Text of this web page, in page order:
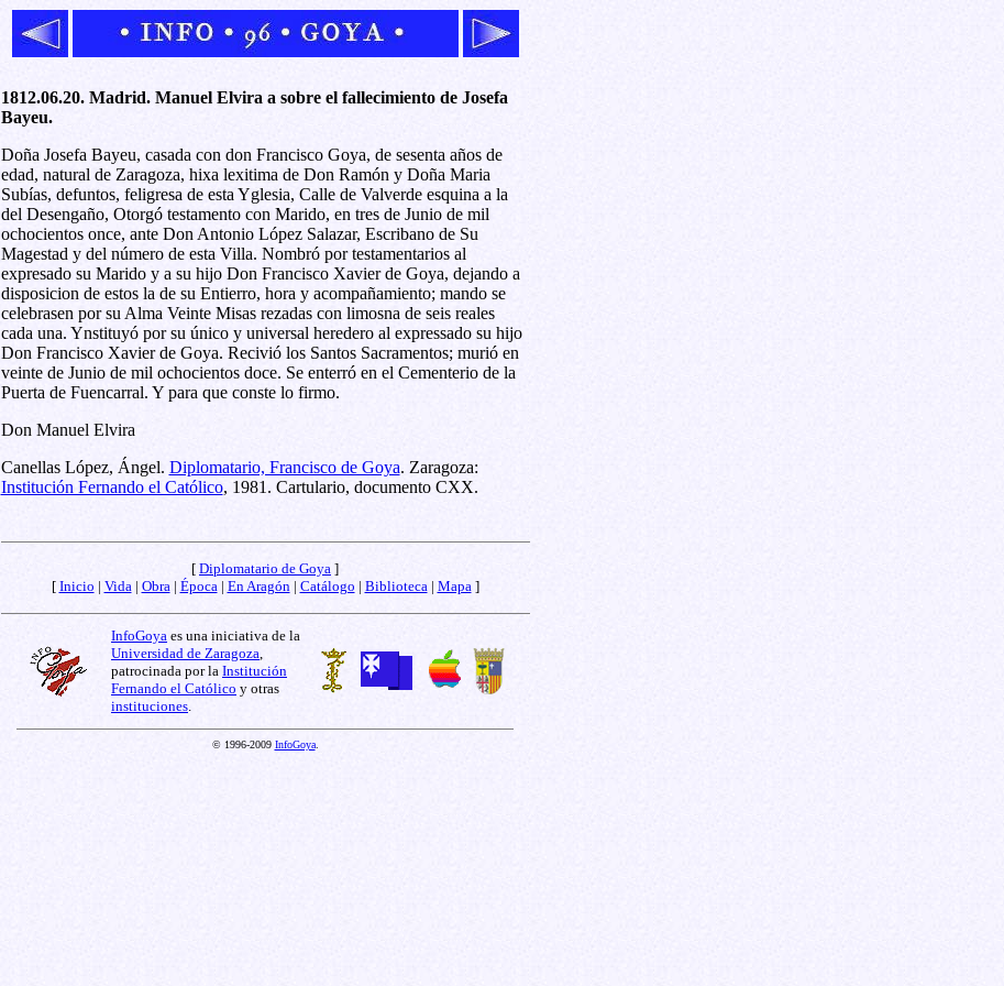
1812.06.20. Madrid. Manuel Elvira a sobre el fallecimiento de Josefa
Bayeu.
Doña Josefa Bayeu, casada con don Francisco Goya, de sesenta años de
edad, natural de Zaragoza, hixa lexitima de Don Ramón y Doña Maria
Subías, defuntos, feligresa de esta Yglesia, Calle de Valverde esquina a la
del Desengaño, Otorgó testamento con Marido, en tres de Junio de mil
ochocientos once, ante Don Antonio López Salazar, Escribano de Su
Magestad y del número de esta Villa. Nombró por testamentarios al
expresado su Marido y a su hijo Don Francisco Xavier de Goya, dejando a
disposicion de estos la de su Entierro, hora y acompañamiento; mando se
celebrasen por su Alma Veinte Misas rezadas con limosna de seis reales
cada una. Ynstituyó por su único y universal heredero al expressado su hijo
Don Francisco Xavier de Goya. Recivió los Santos Sacramentos; murió en
veinte de Junio de mil ochocientos doce. Se enterró en el Cementerio de la
Puerta de Fuencarral. Y para que conste lo firmo.
Don Manuel Elvira
Canellas López, Ángel. Diplomatario, Francisco de Goya. Zaragoza:
Institución Fernando el Católico, 1981. Cartulario, documento CXX.
[ Diplomatario de Goya ]
[ Inicio | Vida | Obra | Época | En Aragón | Catálogo | Biblioteca | Mapa ]
InfoGoya es una iniciativa de la
Universidad de Zaragoza
patrocinada por la Institución
Fernando el Católico y otras
instituciones
© 1996-2009 InfoGoya.